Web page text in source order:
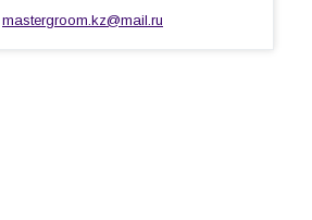
mastergroom.kz@mail.ru